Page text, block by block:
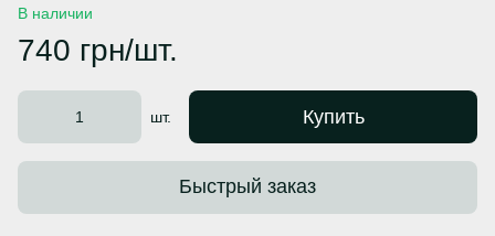
В наличии
740 грн/шт.
шт. Купить
Быстрый заказ